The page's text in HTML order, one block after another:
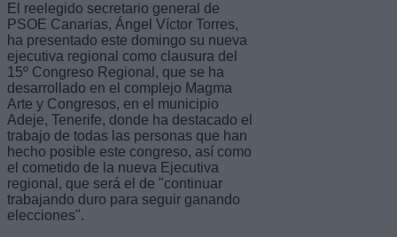
El reelegido secretario general de
PSOE Canarias, Ángel Víctor Torres,
ha presentado este domingo su nueva
ejecutiva regional como clausura del
15º Congreso Regional, que se ha
desarrollado en el complejo Magma
Arte y Congresos, en el municipio
Adeje, Tenerife, donde ha destacado el
trabajo de todas las personas que han
hecho posible este congreso, así como
el cometido de la nueva Ejecutiva
regional, que será el de "continuar
trabajando duro para seguir ganando
elecciones".